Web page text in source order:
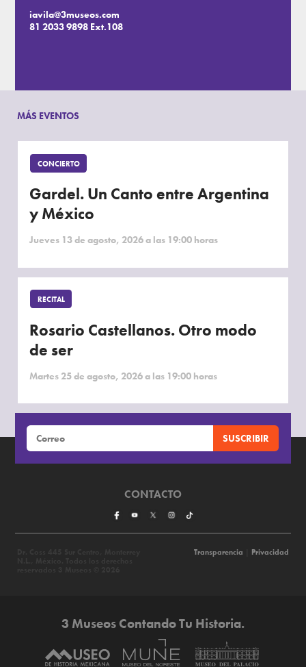
iavila@3museos.com
81 2033 9898 Ext.108
MÁS EVENTOS
CONCIERTO
Gardel. Un Canto entre Argentina
y México
Jueves 13 de agosto, 2026 a las 19:00 horas
RECITAL
Rosario Castellanos. Otro modo
de ser
Martes 25 de agosto, 2026 a las 19:00 horas
CONTACTO
Transparencia Privacidad
3 Museos Contando Tu Historia.